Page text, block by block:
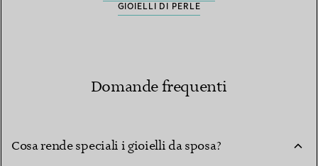
GIOIELLI DI PERLE
Domande frequenti
Cosa rende speciali i gioielli da sposa?